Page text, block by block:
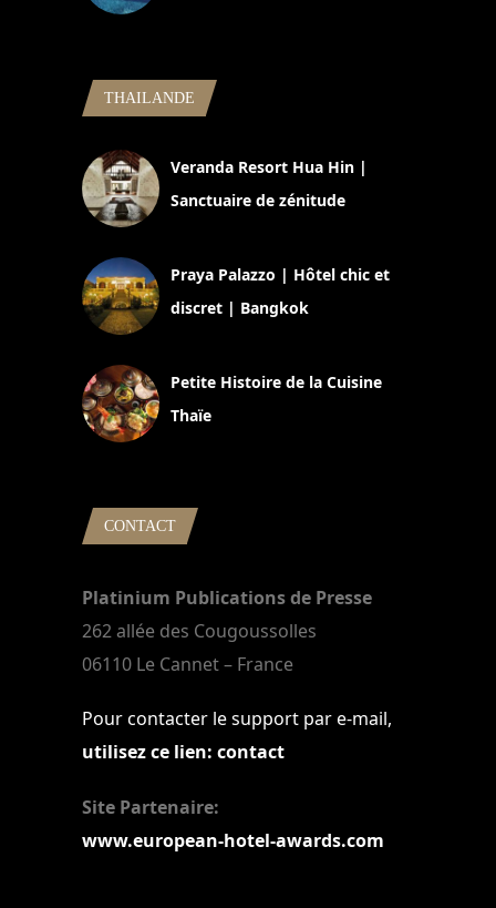
THAILANDE
Veranda Resort Hua Hin |
Sanctuaire de zénitude
Praya Palazzo | Hôtel chic et
discret | Bangkok
Petite Histoire de la Cuisine
Thaïe
CONTACT
Platinium Publications de Presse
262 allée des Cougoussolles
06110 Le Cannet – France
Pour contacter le support par e-mail,
utilisez ce lien: contact
Site Partenaire:
www.european-hotel-awards.com